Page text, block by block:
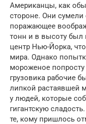
Американцы, как
стороне. Они
поражающее
тонн и в высоту был
центр Нью-Йорка,
мира. Однако
мороженое
грузовика рабочие
липкой растаявшей
у людей, которые
гигантскую
те, кому пришлось